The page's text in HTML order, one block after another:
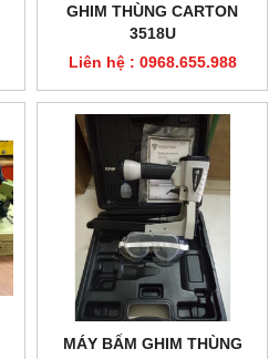
GHIM THÙNG CARTON
3518U
Liên hệ : 0968.655.988
MÁY BẤM GHIM THÙNG